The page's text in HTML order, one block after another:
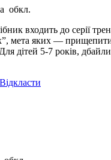
обкл.
входить до серії
мета яких —
дітей 5-7 років,
Відкласти